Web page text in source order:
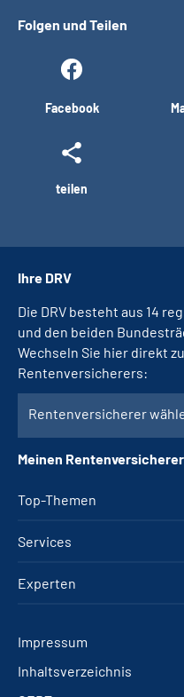
Folgen und Teilen
Facebook
teilen
Top-Themen
Services
Experten
Ihre DRV
Die DRV besteht aus 14
und den beiden
Wechseln Sie hier direkt
Rentenversicherers:
Rentenversicherer
Meinen
Impressum
Inhaltsverzeichnis